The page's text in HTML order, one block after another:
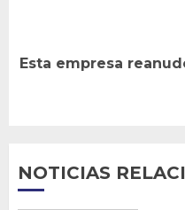
Siguiente
Esta empresa
NOTICIAS